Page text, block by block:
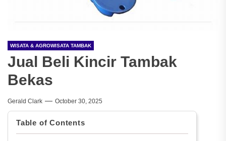
WISATA & AGROWISATA TAMBAK
Jual Beli Kincir Tambak
Bekas
Gerald Clark October 30, 2025
Table of Contents